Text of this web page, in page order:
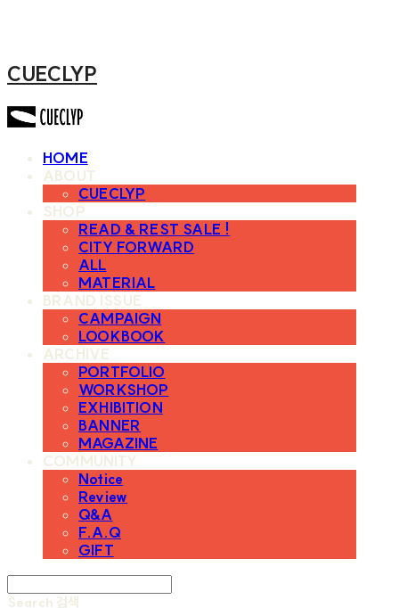
CUECLYP
HOME
ABOUT
CUECLYP
SHOP
READ & REST SALE !
CITY FORWARD
ALL
MATERIAL
BRAND ISSUE
CAMPAIGN
LOOKBOOK
ARCHIVE
PORTFOLIO
WORKSHOP
EXHIBITION
BANNER
MAGAZINE
COMMUNITY
Notice
Review
Q&A
F.A.Q
GIFT
Search 검색